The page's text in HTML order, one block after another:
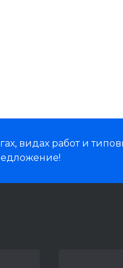
видах работ и